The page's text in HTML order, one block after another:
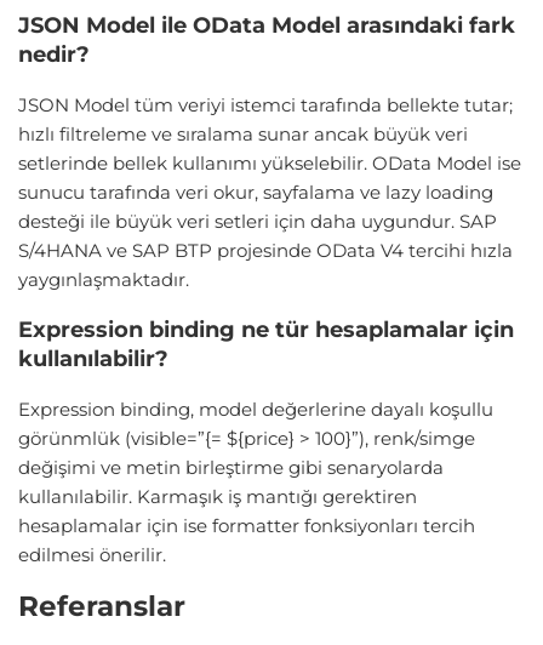
JSON Model ile OData Model arasındaki fark
nedir?
JSON Model tüm veriyi istemci tarafında bellekte tutar;
hızlı filtreleme ve sıralama sunar ancak büyük veri
setlerinde bellek kullanımı yükselebilir. OData Model ise
sunucu tarafında veri okur, sayfalama ve lazy loading
desteği ile büyük veri setleri için daha uygundur. SAP
S/4HANA ve SAP BTP projesinde OData V4 tercihi hızla
yaygınlaşmaktadır.
Expression binding ne tür hesaplamalar için
kullanılabilir?
Expression binding, model değerlerine dayalı koşullu
görünmlük (visible=”{= ${price} > 100}”), renk/simge
değişimi ve metin birleştirme gibi senaryolarda
kullanılabilir. Karmaşık iş mantığı gerektiren
hesaplamalar için ise formatter fonksiyonları tercih
edilmesi önerilir.
Referanslar